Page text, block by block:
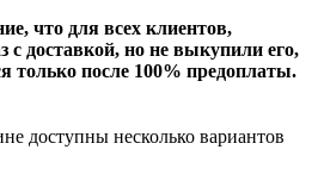
что для всех клиентов,
с доставкой, но не выкупили его,
только после 100% предоплаты.
доступны несколько вариантов